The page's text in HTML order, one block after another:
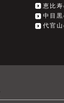
恵比
中目
代官